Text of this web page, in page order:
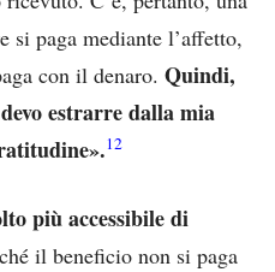
si paga mediante l’affetto,
con il denaro. Quindi,
estrarre dalla mia
12
più accessibile di
il beneficio non si paga